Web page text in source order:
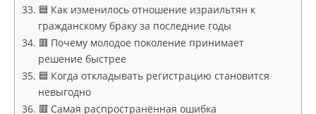
🟦 Как изменилось отношение израильтян к
гражданскому браку за последние годы
🟥 Почему молодое поколение принимает
решение быстрее
🟦 Когда откладывать регистрацию становится
невыгодно
🟥 Самая распространённая ошибка